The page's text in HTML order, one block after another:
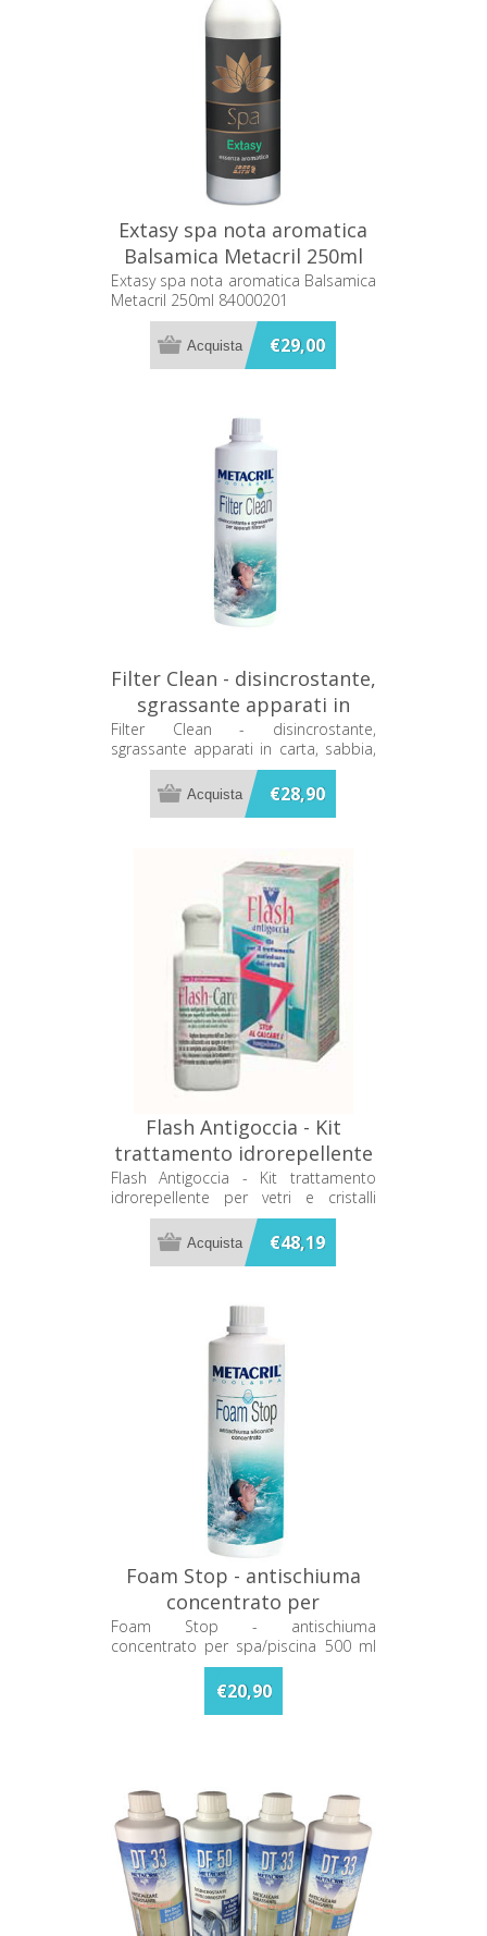
Extasy spa nota aromatica
Balsamica Metacril 250ml
84000201
Extasy spa nota aromatica Balsamica
Metacril 250ml 84000201
€29,00
Filter Clean - disincrostante,
sgrassante apparati in
carta, sabbia, vetro 1 lt
51501001
Filter Clean - disincrostante,
sgrassante apparati in carta, sabbia,
vetro 1 lt 51501001
€28,90
Flash Antigoccia - Kit
trattamento idrorepellente
per vetri e cristalli Metacril
10700101
Flash Antigoccia - Kit trattamento
idrorepellente per vetri e cristalli
Metacril 10700101
€48,19
Foam Stop - antischiuma
concentrato per
spa/piscina 500 ml
54000501 Metacril
Foam Stop - antischiuma
concentrato per spa/piscina 500 ml
54000501 Metacril
€20,90